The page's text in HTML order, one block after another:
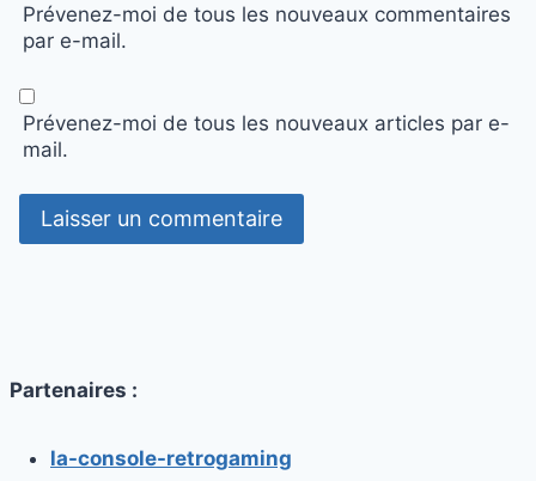
Prévenez-moi de tous les nouveaux commentaires
par e-mail.
Prévenez-moi de tous les nouveaux articles par e-
mail.
Partenaires :
la-console-retrogaming